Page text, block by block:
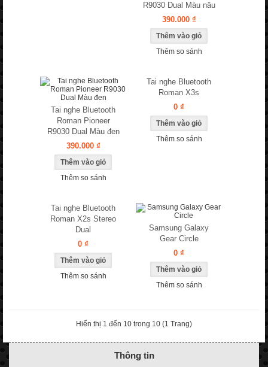
R9030 Dual Màu nâu
390.000 ₫
Thêm so sánh
Tai nghe Bluetooth
Roman Pioneer
R9030 Dual Màu đen
390.000 ₫
Thêm so sánh
Tai nghe Bluetooth
Roman X3s
0 ₫
Thêm so sánh
Tai nghe Bluetooth
Roman X2s Stereo
Dual
0 ₫
Thêm so sánh
Samsung Galaxy
Gear Circle
0 ₫
Thêm so sánh
Hiển thị 1 đến 10 trong 10 (1 Trang)
Thông tin